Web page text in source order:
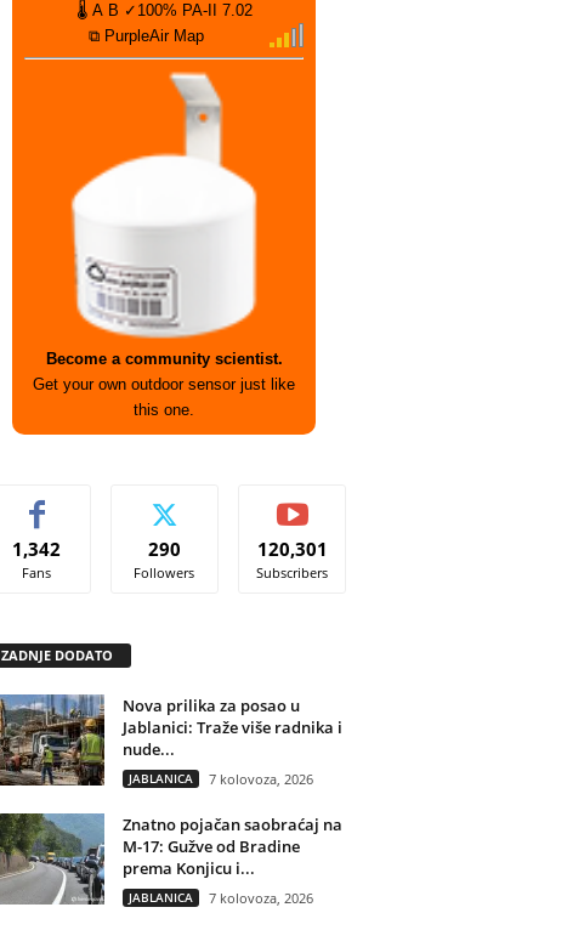
🌡 A B ✓100% PA-II
7.02
⧉ PurpleAir Map
Become a community scientist.
Get your own outdoor sensor just like
this one.
1,342
Fans
290
Followers
120,301
Subscribers
ZADNJE DODATO
Nova prilika za posao u
Jablanici: Traže više radnika i
nude...
JABLANICA 7 kolovoza, 2026
Znatno pojačan saobraćaj na
M-17: Gužve od Bradine
prema Konjicu i...
JABLANICA 7 kolovoza, 2026